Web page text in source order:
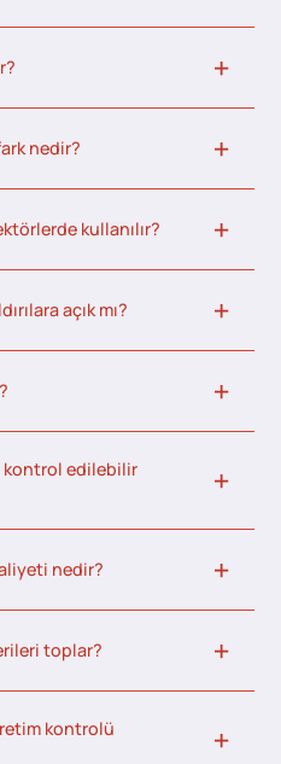
nedir?
kullanılır?
açık mı?
kontrol edilebilir
nedir?
toplar?
kontrolü